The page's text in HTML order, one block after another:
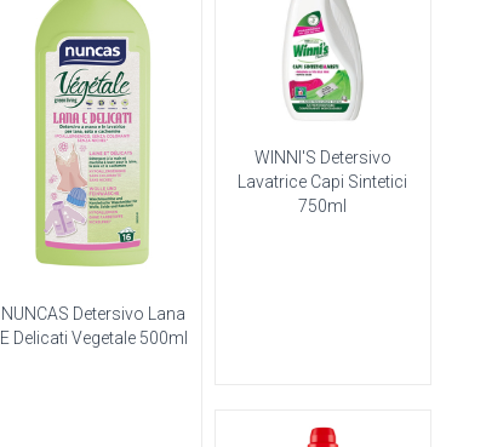
NUNCAS Detersivo Lana
E Delicati Vegetale 500ml
WINNI'S Detersivo
Lavatrice Capi Sintetici
750ml